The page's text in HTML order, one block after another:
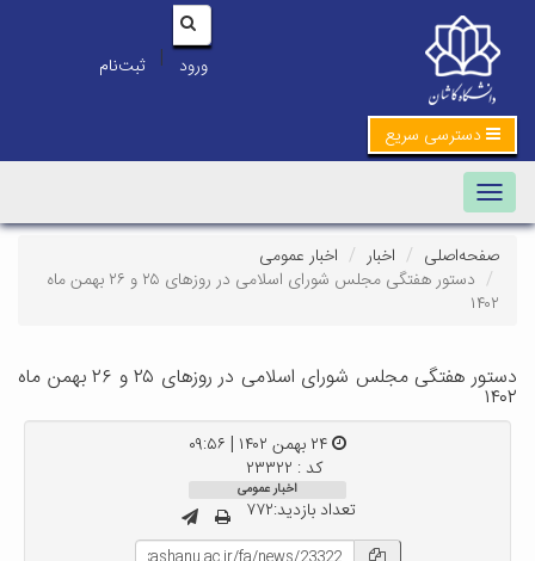
ورود | ثبت‌نام
دسترسی سریع
Toggle navigation
صفحه‌اصلی اخبار
اخبار عمومی
دستور هفتگی مجلس شورای اسلامی در روزهای ۲۵ و ۲۶ بهمن ماه
۱۴۰۲
دستور هفتگی مجلس شورای اسلامی در روزهای ۲۵ و ۲۶ بهمن ماه
۱۴۰۲
کد : ۲۳۳۲۲
اخبار عمومی
تعداد بازدید:۷۷۲